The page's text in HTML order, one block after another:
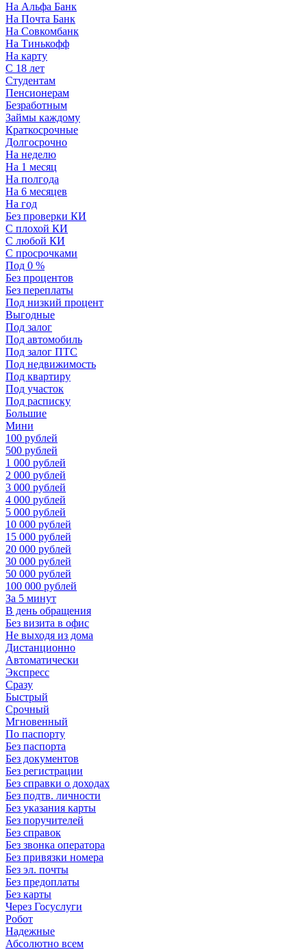
На Альфа Банк
На Почта Банк
На Совкомбанк
На Тинькофф
На карту
С 18 лет
Студентам
Пенсионерам
Безработным
Займы каждому
Краткосрочные
Долгосрочно
На неделю
На 1 месяц
На полгода
На 6 месяцев
На год
Без проверки КИ
С плохой КИ
С любой КИ
С просрочками
Под 0 %
Без процентов
Без переплаты
Под низкий процент
Выгодные
Под залог
Под автомобиль
Под залог ПТС
Под недвижимость
Под квартиру
Под участок
Под расписку
Большие
Мини
100 рублей
500 рублей
1 000 рублей
2 000 рублей
3 000 рублей
4 000 рублей
5 000 рублей
10 000 рублей
15 000 рублей
20 000 рублей
30 000 рублей
50 000 рублей
100 000 рублей
За 5 минут
В день обращения
Без визита в офис
Не выходя из дома
Дистанционно
Автоматически
Экспресс
Сразу
Быстрый
Срочный
Мгновенный
По паспорту
Без паспорта
Без документов
Без регистрации
Без справки о доходах
Без подтв. личности
Без указания карты
Без поручителей
Без справок
Без звонка оператора
Без привязки номера
Без эл. почты
Без предоплаты
Без карты
Через Госуслуги
Робот
Надежные
Абсолютно всем